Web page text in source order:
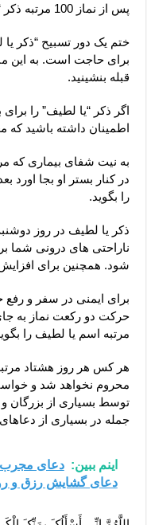
پس از نماز 100 مرتبه ذکر “یا لطیف” را تکرار کنید.
ختم یک دور تسبیح “ذکر
برای حاجت است. به این
قبله بنشینید.
اطمینان داشته باشید
به نیت شفای بیماری که
را بگوید.
ناراحتی های درونی شما
شود. همچنین برای
برای ایمنی در سفر و
مرتبه اسم یا لطیف را
هر کس هر روز هشتاد
محروم نخواهد شد و
توسط بسیاری از
جمله در بسیاری از
اینم ببین: دعای مجرب
دعای گشایش رزق و